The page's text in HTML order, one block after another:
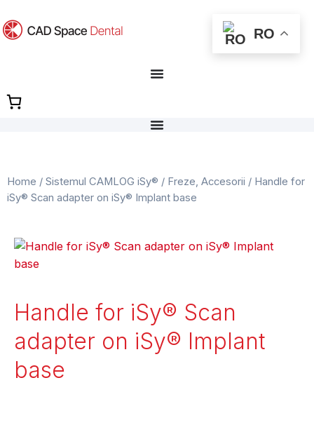
Home / Sistemul CAMLOG iSy® / Freze, Accesorii / Handle for
iSy® Scan adapter on iSy® Implant base
Handle for iSy® Scan
adapter on iSy® Implant
base
RO